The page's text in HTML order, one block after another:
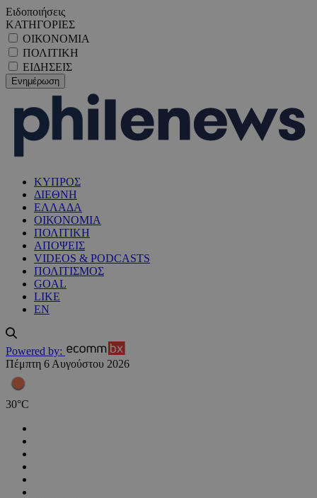
Ειδοποιήσεις
ΚΑΤΗΓΟΡΙΕΣ
ΟΙΚΟΝΟΜΙΑ
ΠΟΛΙΤΙΚΗ
ΕΙΔΗΣΕΙΣ
ΚΥΠΡΟΣ
ΔΙΕΘΝΗ
ΕΛΛΑΔΑ
ΟΙΚΟΝΟΜΙΑ
ΠΟΛΙΤΙΚΗ
ΑΠΟΨΕΙΣ
VIDEOS & PODCASTS
ΠΟΛΙΤΙΣΜΟΣ
GOAL
LIKE
EN
Powered by:
Πέμπτη 6 Αυγούστου 2026
30°C